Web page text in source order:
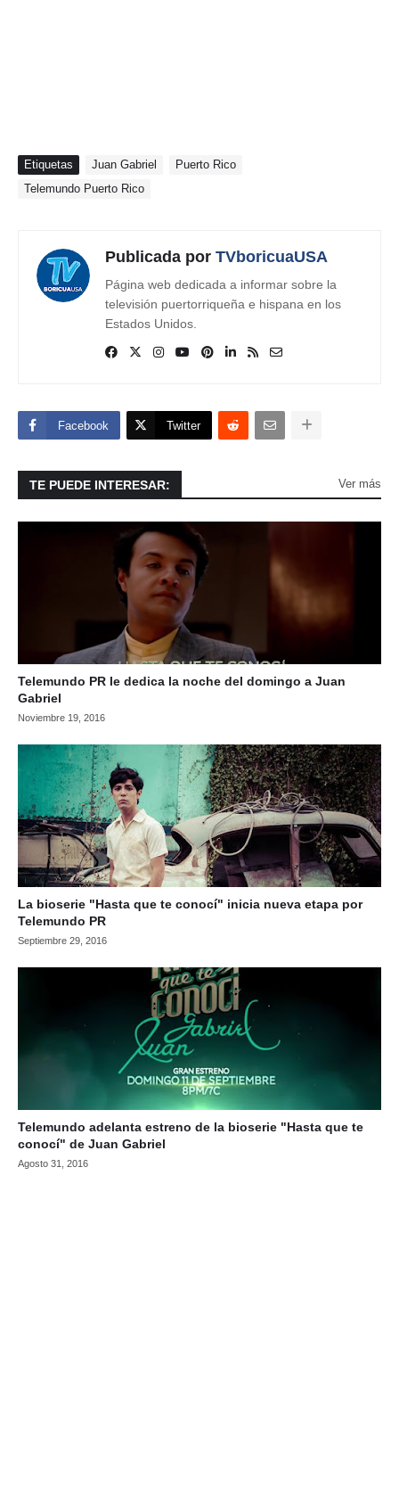
Etiquetas Juan Gabriel
Puerto Rico
Telemundo Puerto Rico
Publicada por TVboricuaUSA
Página web dedicada a informar sobre la
televisión puertorriqueña e hispana en los
Estados Unidos.
Facebook Twitter
TE PUEDE INTERESAR: Ver más
Telemundo PR le dedica la noche del domingo a Juan
Gabriel
Noviembre 19, 2016
La bioserie "Hasta que te conocí" inicia nueva etapa por
Telemundo PR
Septiembre 29, 2016
Telemundo adelanta estreno de la bioserie "Hasta que te
conocí" de Juan Gabriel
Agosto 31, 2016